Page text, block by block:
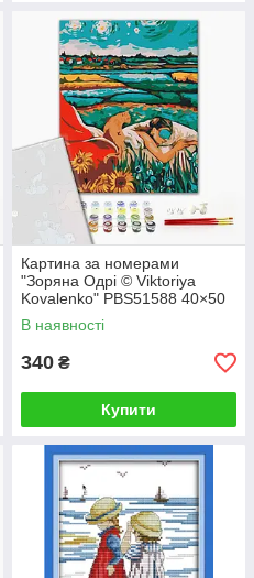
Картина за номерами
"Зоряна Одрі © Viktoriya
Kovalenko" PBS51588 40×50
см
В наявності
340 ₴
Купити